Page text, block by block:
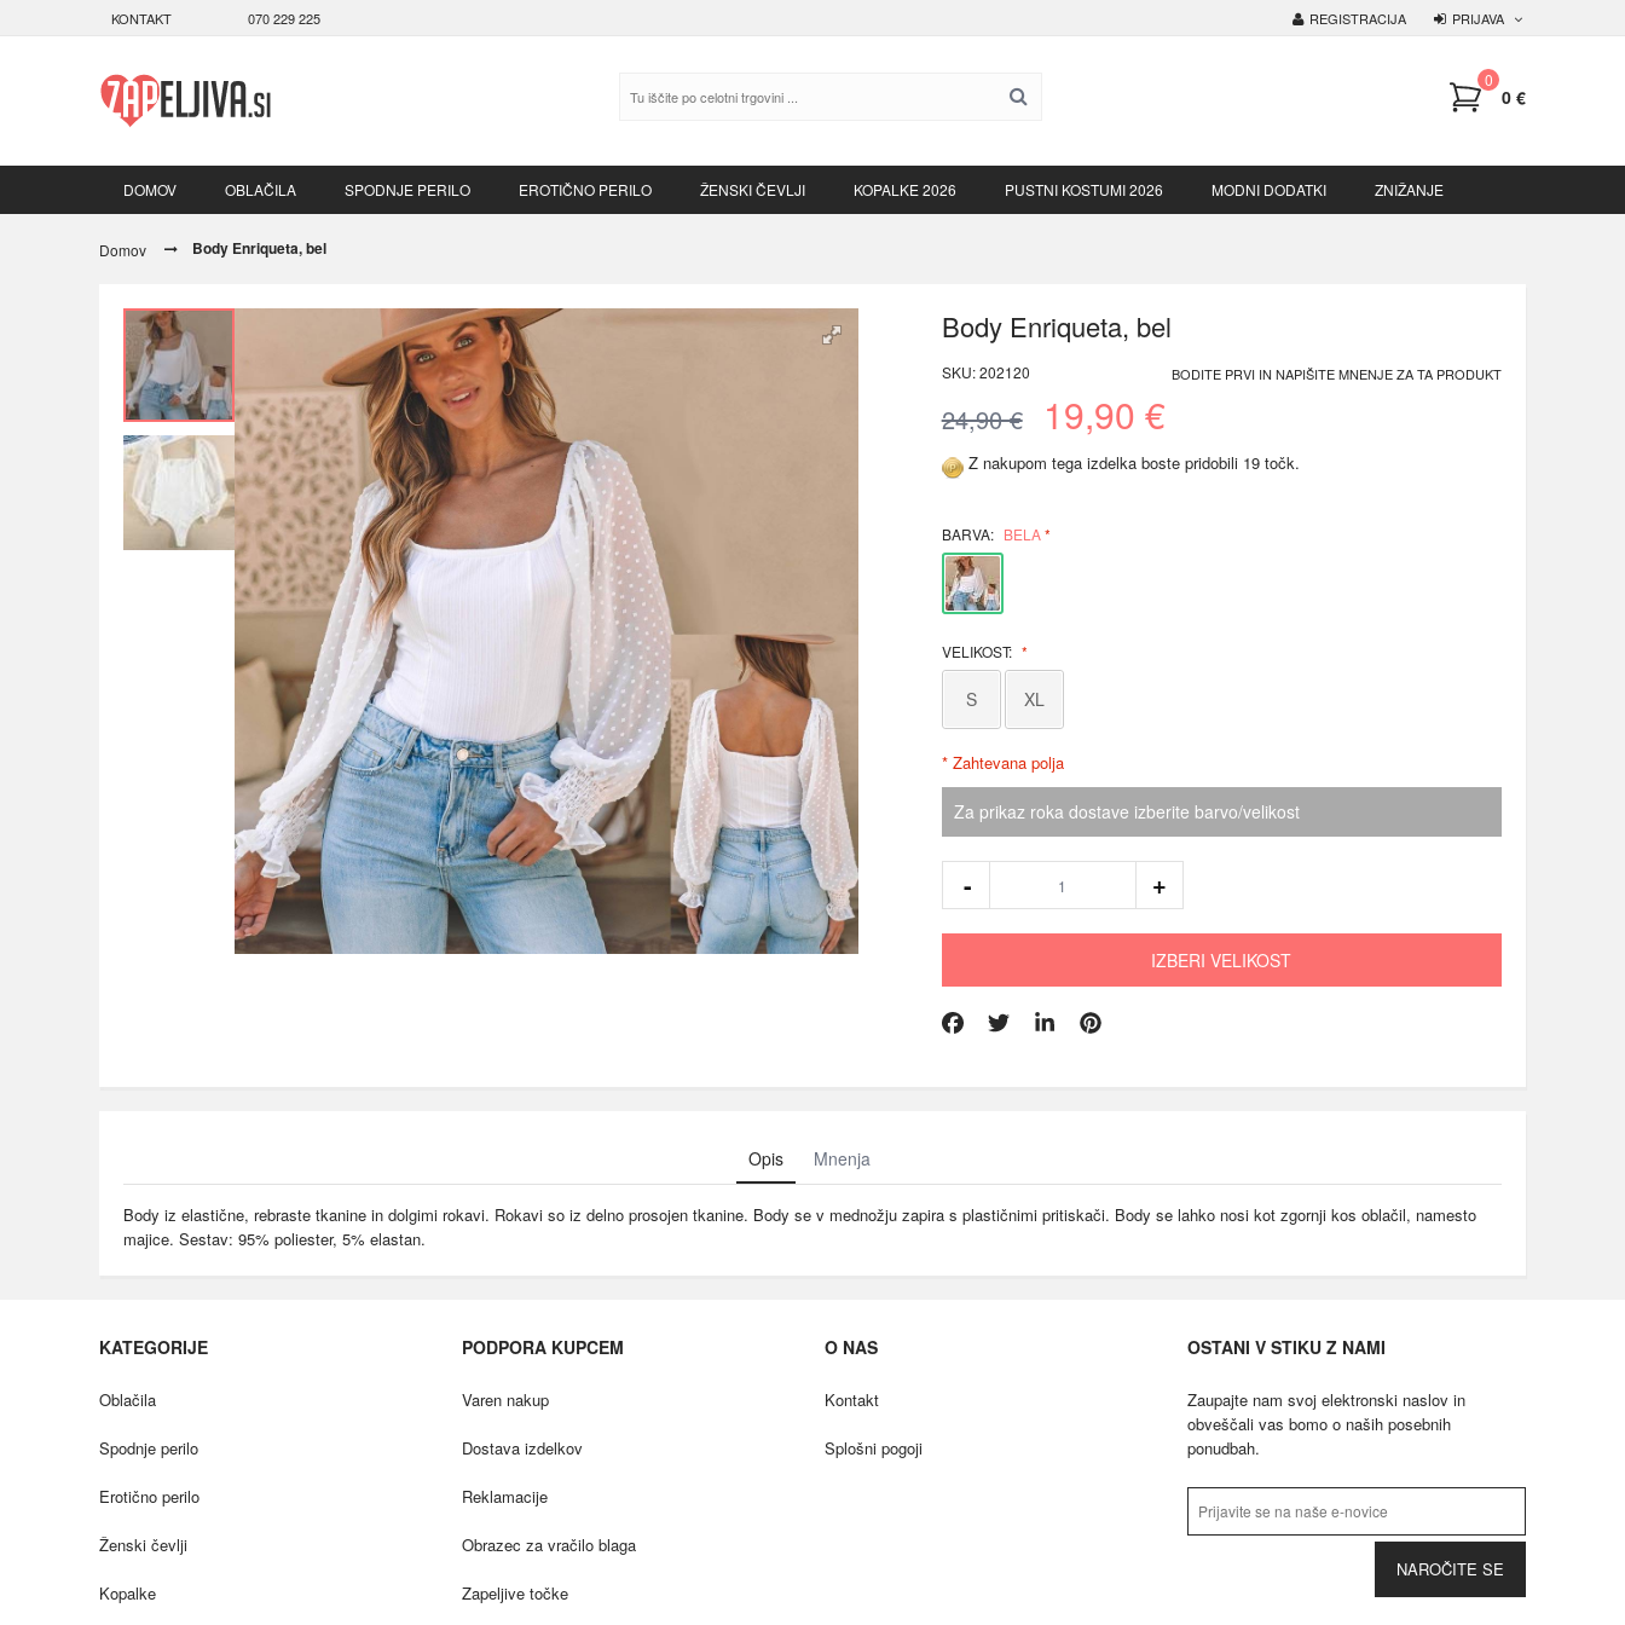
KONTAKT 070 229 225 REGISTRACIJA PRIJAVA
0
0 €
DOMOV OBLAČILA SPODNJE PERILO EROTIČNO PERILO ŽENSKI ČEVLJI KOPALKE 2026 PUSTNI KOSTUMI 2026 MODNI DODATKI ZNIŽANJE
Domov Body Enriqueta, bel
Body Enriqueta, bel
SKU:202120 BODITE PRVI IN NAPIŠITE MNENJE ZA TA PRODUKT
24,90 € 19,90 €
Z nakupom tega izdelka boste pridobili 19 točk.
BARVA: BELA
VELIKOST:
S XL
* Zahtevana polja
Za prikaz roka dostave izberite barvo/velikost
IZBERI VELIKOST
Opis Mnenja
Body iz elastične, rebraste tkanine in dolgimi rokavi. Rokavi so iz delno prosojen tkanine. Body se v mednožju zapira s plastičnimi pritiskači. Body se lahko nosi kot zgornji kos oblačil, namesto
majice. Sestav: 95% poliester, 5% elastan.
KATEGORIJE
Oblačila
Spodnje perilo
Erotično perilo
Ženski čevlji
Kopalke
PODPORA KUPCEM
Varen nakup
Dostava izdelkov
Reklamacije
Obrazec za vračilo blaga
Zapeljive točke
O NAS
Kontakt
Splošni pogoji
OSTANI V STIKU Z NAMI
Zaupajte nam svoj elektronski naslov in
obveščali vas bomo o naših posebnih
ponudbah.
NAROČITE SE